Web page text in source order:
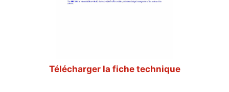
Télécharger la fiche technique